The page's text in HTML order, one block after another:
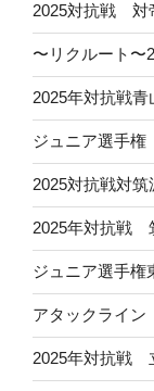
2025対抗戦 対
〜リクルート〜
2025年対抗戦
ジュニア選手
2025対抗戦対筑
2025年対抗戦
ジュニア選手権
アタックライン
2025年対抗戦